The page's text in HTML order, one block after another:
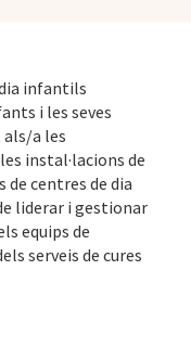
infantils
i les seves
a les
instal·lacions de
centres de dia
liderar i gestionar
equips de
serveis de cures